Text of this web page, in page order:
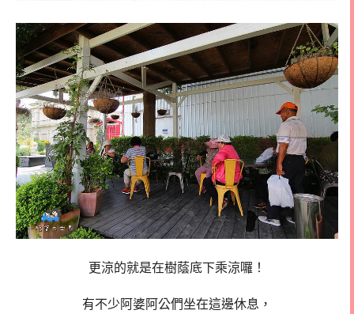
更涼的就是在樹蔭底下乘涼囉！
有不少阿婆阿公們坐在這邊休息，